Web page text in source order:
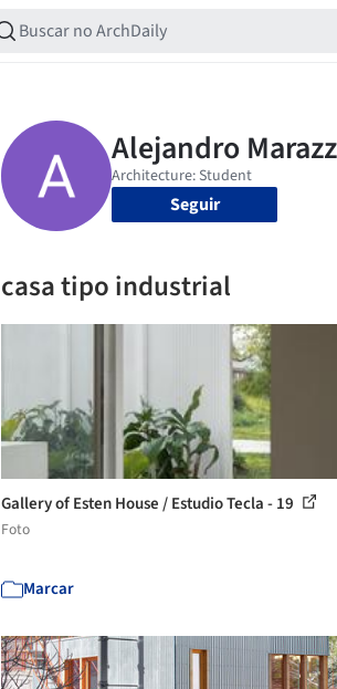
Seguir
casa tipo industrial
Gallery of Esten House / Estudio Tecla - 19
Foto
Marcar